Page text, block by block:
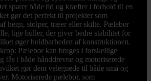
sparer både tid og kræfter i forhold til en
gør det perfekt til projekter som
hegn, stolper, træer eller skilte. Pælebor
lige huller, der giver bedre stabilitet for
øger holdbarheden af konstruktionen.
Pælebor kan bruges i forskellige
fås i både hånddrevne og motoriserede
gør dem velegnede til både små og
Motoriserede pælebor, som